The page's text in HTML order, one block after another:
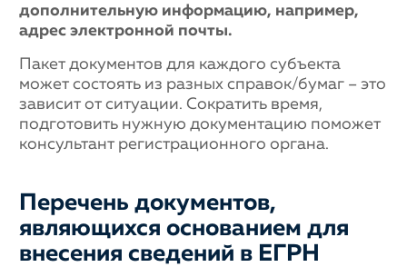
дополнительную информацию, например,
адрес электронной почты.
Пакет документов для каждого субъекта
может состоять из разных справок/бумаг – это
зависит от ситуации. Сократить время,
подготовить нужную документацию поможет
консультант регистрационного органа.
Перечень документов,
являющихся основанием для
внесения сведений в ЕГРН